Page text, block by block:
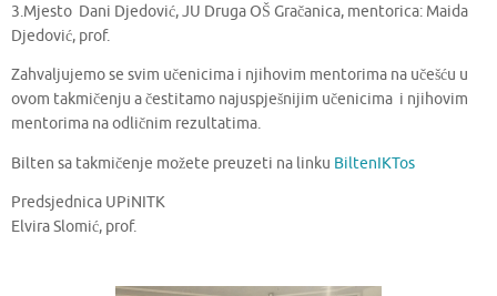
3.Mjesto Dani Djedović, JU Druga OŠ Gračanica, mentorica: Maida
Djedović, prof.
Zahvaljujemo se svim učenicima i njihovim mentorima na učešću u
ovom takmičenju a čestitamo najuspješnijim učenicima i njihovim
mentorima na odličnim rezultatima.
Bilten sa takmičenje možete preuzeti na linku BiltenIKTos
Predsjednica UPiNITK
Elvira Slomić, prof.